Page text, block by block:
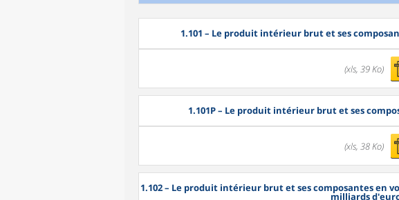
1.101 – Le produit intérieur brut et ses
(xls, 39 Ko)
1.101P– Le produit intérieur brut et ses
(xls, 38 Ko)
1.102– Le produit intérieur brut et ses composantes en
milliards